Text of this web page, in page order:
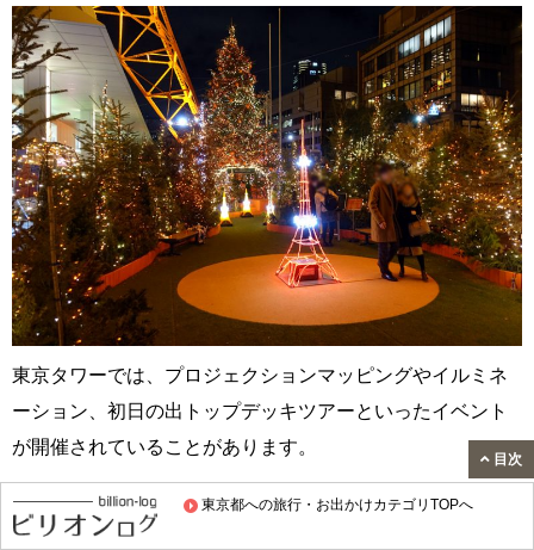
東京都への旅行・お出かけカテゴリTOPへ
東京タワーでは、プロジェクションマッピングやイルミネ
ーション、初日の出トップデッキツアーといったイベント
が開催されていることがあります。
私が行った時は、東京タワーウィンターファンタジー ～オ
レンジ・イルミネーション～が開催されていました。
目次